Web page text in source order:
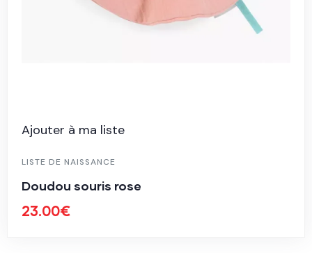
Ajouter à ma liste
LISTE DE NAISSANCE
Doudou souris rose
23.00€